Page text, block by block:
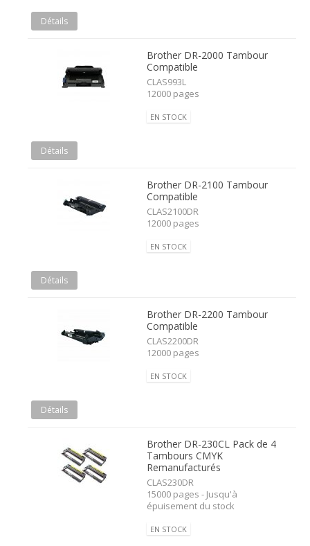
Détails
Brother DR-2000 Tambour
Compatible
CLAS993L
12000 pages
EN STOCK
Détails
Brother DR-2100 Tambour
Compatible
CLAS2100DR
12000 pages
EN STOCK
Détails
Brother DR-2200 Tambour
Compatible
CLAS2200DR
12000 pages
EN STOCK
Détails
Brother DR-230CL Pack de 4
Tambours CMYK
Remanufacturés
CLAS230DR
15000 pages - Jusqu'à
épuisement du stock
EN STOCK